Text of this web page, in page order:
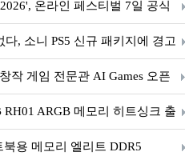
온라인 페스티벌 7일 공식
, 소니 PS5 신규 패키지에 경고
작 게임 전문관 AI Games 오픈
ARGB 메모리 히트싱크 출
용 메모리 엘리트 DDR5